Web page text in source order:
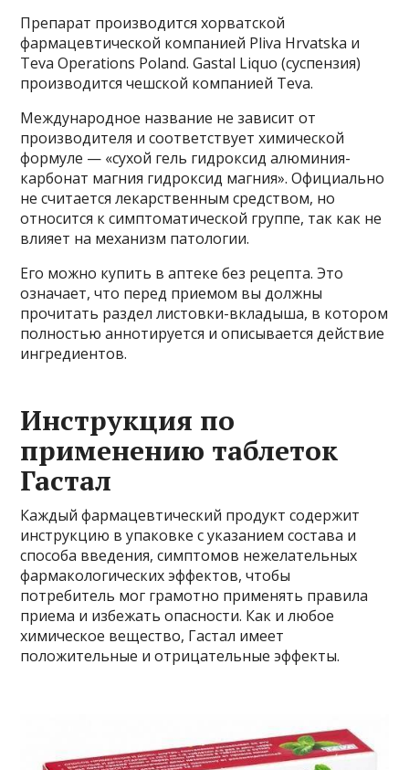
Препарат производится хорватской
фармацевтической компанией Pliva Hrvatska и
Teva Operations Poland. Gastal Liquo (суспензия)
производится чешской компанией Teva.
Международное название не зависит от
производителя и соответствует химической
формуле — «сухой гель гидроксид алюминия-
карбонат магния гидроксид магния». Официально
не считается лекарственным средством, но
относится к симптоматической группе, так как не
влияет на механизм патологии.
Его можно купить в аптеке без рецепта. Это
означает, что перед приемом вы должны
прочитать раздел листовки-вкладыша, в котором
полностью аннотируется и описывается действие
ингредиентов.
Инструкция по
применению таблеток
Гастал
Каждый фармацевтический продукт содержит
инструкцию в упаковке с указанием состава и
способа введения, симптомов нежелательных
фармакологических эффектов, чтобы
потребитель мог грамотно применять правила
приема и избежать опасности. Как и любое
химическое вещество, Гастал имеет
положительные и отрицательные эффекты.